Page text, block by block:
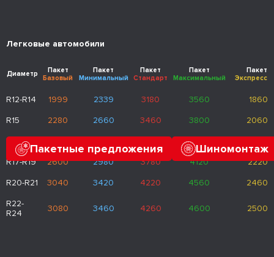
Пакетные предложения Шиномонтаж
Легковые автомобили
Диаметр
Пакет
Базовый
Пакет
Минимальный
Пакет
Стандарт
Пакет
Максимальный
Пакет
Экспресс
R12-R14 1999 2339 3180 3560
1860
R15
2280 2660 3460 3800
2060
R16
3840
R17-R19
2600 2980 3780 4120
2220
R20-R21
3040 3420 4220 4560
2460
R22-
R24
3080 3460 4260 4600 2500